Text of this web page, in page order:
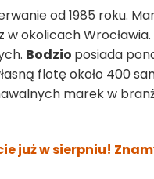
od 1985 roku.
okolicach
Bodzio posiada
flotę około 400
marek w
już w sierpniu!